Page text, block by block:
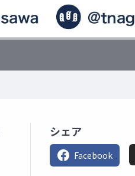
シェア
Facebook